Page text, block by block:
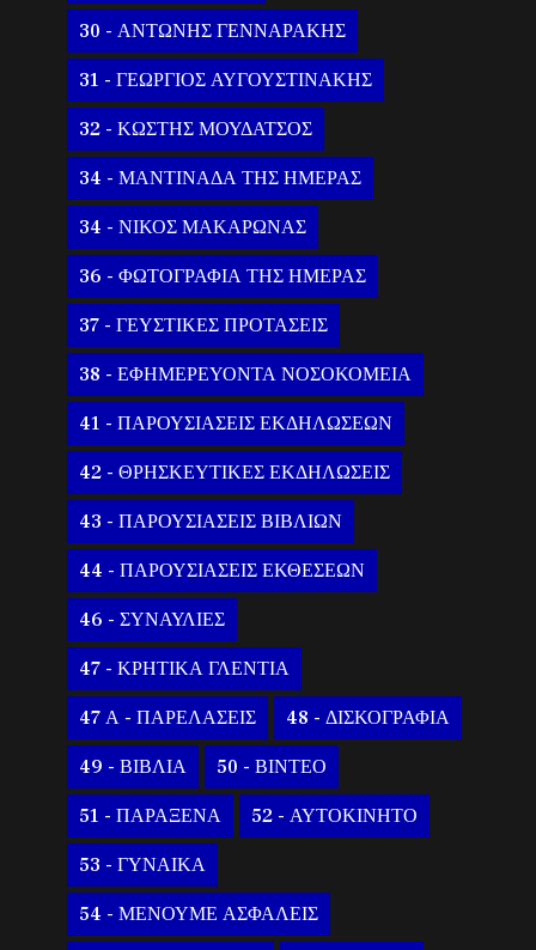
30 - ΑΝΤΩΝΗΣ ΓΕΝΝΑΡΑΚΗΣ
31 - ΓΕΩΡΓΙΟΣ ΑΥΓΟΥΣΤΙΝΑΚΗΣ
32 - ΚΩΣΤΗΣ ΜΟΥΔΑΤΣΟΣ
34 - ΜΑΝΤΙΝΑΔΑ ΤΗΣ ΗΜΕΡΑΣ
34 - ΝΙΚΟΣ ΜΑΚΑΡΩΝΑΣ
36 - ΦΩΤΟΓΡΑΦΙΑ ΤΗΣ ΗΜΕΡΑΣ
37 - ΓΕΥΣΤΙΚΕΣ ΠΡΟΤΑΣΕΙΣ
38 - ΕΦΗΜΕΡΕΥΟΝΤΑ ΝΟΣΟΚΟΜΕΙΑ
41 - ΠΑΡΟΥΣΙΑΣΕΙΣ ΕΚΔΗΛΩΣΕΩΝ
42 - ΘΡΗΣΚΕΥΤΙΚΕΣ ΕΚΔΗΛΩΣΕΙΣ
43 - ΠΑΡΟΥΣΙΑΣΕΙΣ ΒΙΒΛΙΩΝ
44 - ΠΑΡΟΥΣΙΑΣΕΙΣ ΕΚΘΕΣΕΩΝ
46 - ΣΥΝΑΥΛΙΕΣ
47 - ΚΡΗΤΙΚΑ ΓΛΕΝΤΙΑ
47 Α - ΠΑΡΕΛΑΣΕΙΣ 48 - ΔΙΣΚΟΓΡΑΦΙΑ
49 - ΒΙΒΛΙΑ 50 - ΒΙΝΤΕΟ
51 - ΠΑΡΑΞΕΝΑ 52 - ΑΥΤΟΚΙΝΗΤΟ
53 - ΓΥΝΑΙΚΑ
54 - ΜΕΝΟΥΜΕ ΑΣΦΑΛΕΙΣ